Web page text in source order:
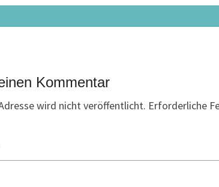
Kommentar
wird nicht veröffentlicht. Erforderliche